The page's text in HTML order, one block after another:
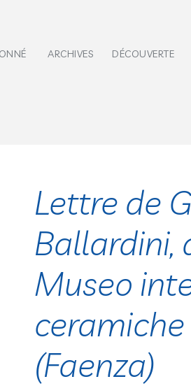
ARCHIVES DÉCOUVERTE
Lettre de
Ballardini,
Museo
(Faenza)